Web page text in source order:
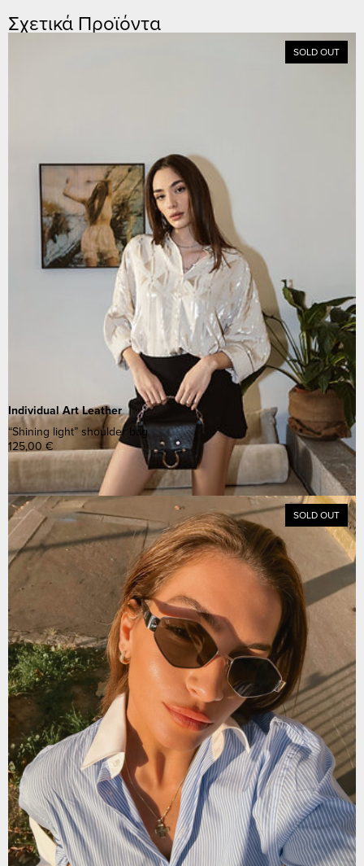
Σχετικά Προϊόντα
Individual Art Leather
“Shining light” shoulder bag
125,00 €
SOLD OUT
SOLD OUT